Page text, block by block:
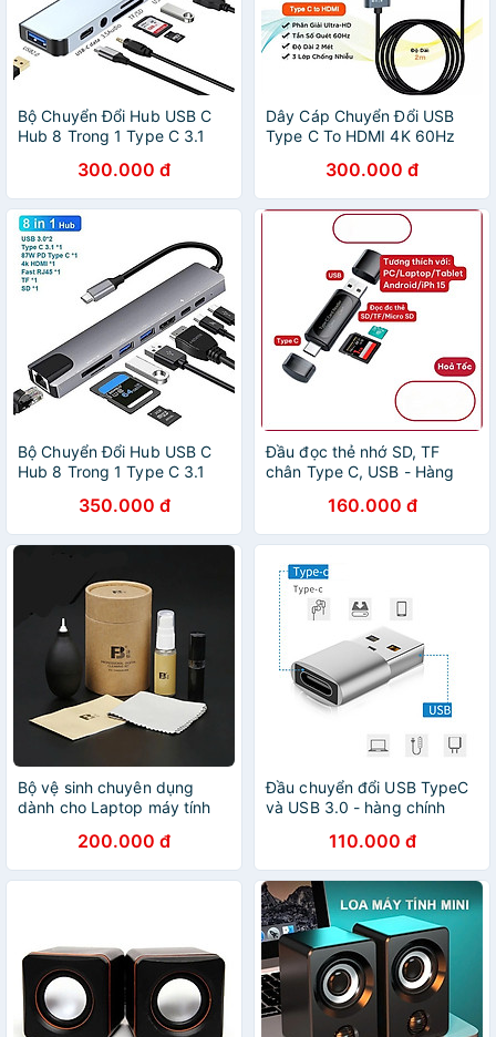
Bộ Chuyển Đổi Hub USB C
Hub 8 Trong 1 Type C 3.1
Thẻ SD / TF Cho MacBook
Notebook Laptop Máy Tính
- Hàng Nhập Khẩu
300.000 đ
Dây Cáp Chuyển Đổi USB
Type C To HDMI 4K 60Hz
300.000 đ
Bộ Chuyển Đổi Hub USB C
Hub 8 Trong 1 Type C 3.1
TF Cho MacBook Notebook
Laptop Máy Tính - Hàng
Nhập Khẩu
350.000 đ
Đầu đọc thẻ nhớ SD, TF
chân Type C, USB - Hàng
160.000 đ
Bộ vệ sinh chuyên dụng
dành cho Laptop máy tính
thoại Ipad Kính mắt Tivi -
Hàng Chính Hãng
200.000 đ
Đầu chuyển đổi USB TypeC
và USB 3.0 - hàng chính
110.000 đ